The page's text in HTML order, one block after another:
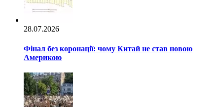
28.07.2026
Фінал без коронації: чому Китай не став новою
Америкою